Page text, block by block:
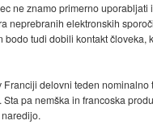
ne znamo primerno uporabljati
neprebranih elektronskih
tudi dobili kontakt človeka,
delovni teden
pa nemška in francoska